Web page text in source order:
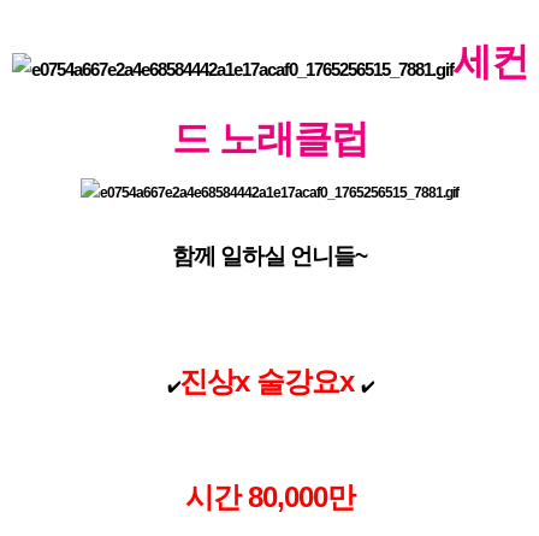
세컨
드 노래클럽
함께 일하실 언니들~
✔️진상x 술강요x ✔️
시간 80,000만